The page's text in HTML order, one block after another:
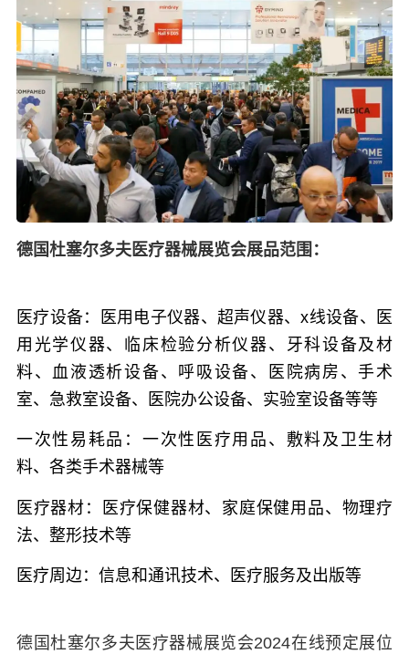
德国杜塞尔多夫医疗器械展览会展品范围：
医疗设备：
医用电子仪器、超声仪器、x线设备、医
用光学仪器、临床检验分析仪器、牙科设备及材
料、血液透析设备、呼吸设备、医院病房、手术
室、急救室设备、医院办公设备、实验室设备等等
一次性易耗品： 一次性医疗用品、敷料及卫生材
料、各类手术器械等
医疗器材：
医疗保健器材、家庭保健用品、物理疗
法、整形技术等
医疗周边： 信息和通讯技术、医疗服务及出版等
德国杜塞尔多夫医疗器械展览会2024在线预定展位